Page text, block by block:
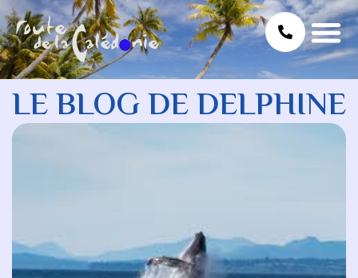
LE BLOG DE DELPHINE